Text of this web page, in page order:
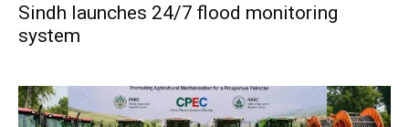
Sindh launches 24/7 flood monitoring
system